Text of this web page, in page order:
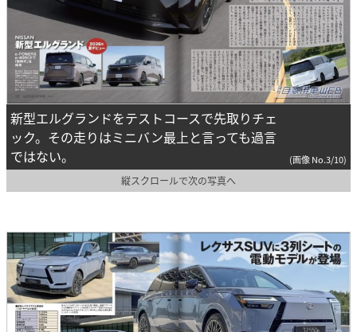
新型エルグランドをテストコースで先取りチェ
ック。その走りはミニバン最上と言っても過言
ではない。
(画像 No.3/10)
縦スクロールで次の写真へ